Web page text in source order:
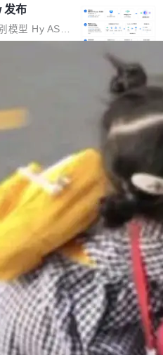
仓理解"瓶
称" CodeBas
CodeA...
使用此前登录
被程序员圈
员权限、无
，但 GPU 显
AI 团队
官方博客上发
，每 token
的不仅是显
发布
模型 Hy ASR
模型 Hy3 的
正听懂。通过
的文字直接给
为“理解语
ASR 3.0 previe
盖粤语、吴语
小片区。在开
在多语种的